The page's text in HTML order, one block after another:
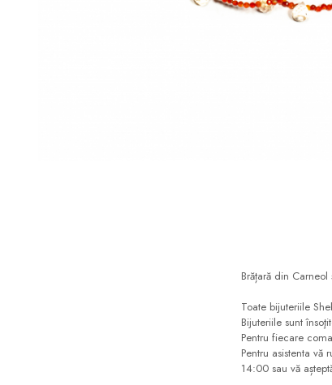
Brățară din
Toate bijuteriile
Bijuteriile sunt
Pentru fiecare
Pentru asistenta
14:00 sau vă